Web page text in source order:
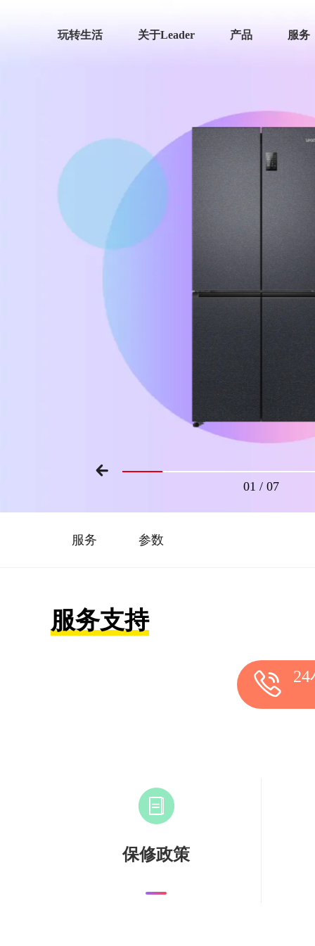
玩转生活 关于Leader 产品 服务
01 / 07
服务 参数
服务支持
保修政策